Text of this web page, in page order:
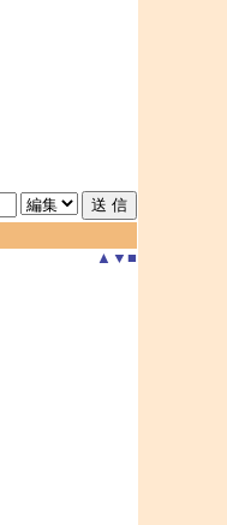
▲ ▼ ■